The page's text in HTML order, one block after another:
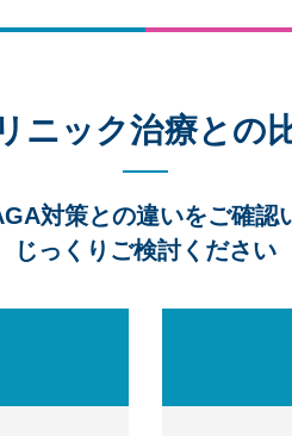
長期）・抜ける（退行期）・生える
ていくのは健康
短くて柔らかい髪
ニック治療との
対策との違いをご確認
じっくりご検討ください